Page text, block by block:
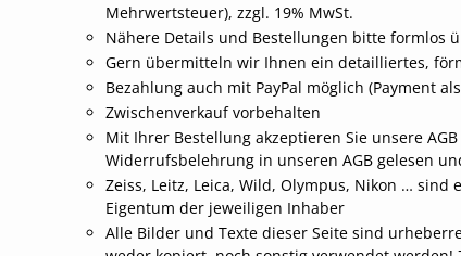
Mehrwertsteuer), zzgl. 19% MwSt.
Nähere Details und Bestellungen bitte formlos
Gern übermitteln wir Ihnen ein detailliertes,
Bezahlung auch mit PayPal möglich (Payment
Zwischenverkauf vorbehalten
Mit Ihrer Bestellung akzeptieren Sie unsere
Widerrufsbelehrung in unseren AGB gelesen
Zeiss, Leitz, Leica, Wild, Olympus, Nikon … sind
Eigentum der jeweiligen Inhaber
Alle Bilder und Texte dieser Seite sind